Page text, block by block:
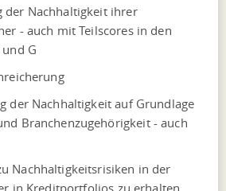
der Nachhaltigkeit ihrer
- auch mit Teilscores in den
und G
der Nachhaltigkeit auf Grundlage
Branchenzugehörigkeit - auch
Nachhaltigkeitsrisiken in der